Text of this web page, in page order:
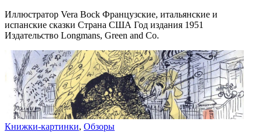
Иллюстратор Vera Bock Французские, итальянские и
испанские сказки Страна США Год издания 1951
Издательство Longmans, Green and Co.
Книжки-картинки, Обзоры